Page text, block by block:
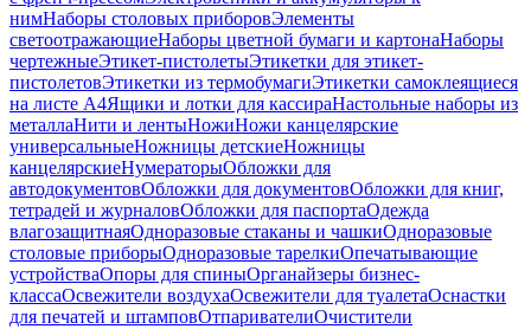
нимНаборы столовых приборовЭлементы
светоотражающиеНаборы цветной бумаги и картонаНаборы
чертежныеЭтикет-пистолетыЭтикетки для этикет-
пистолетовЭтикетки из термобумагиЭтикетки самоклеящиеся
на листе А4Ящики и лотки для кассираНастольные наборы из
металлаНити и лентыНожиНожи канцелярские
универсальныеНожницы детскиеНожницы
канцелярскиеНумераторыОбложки для
автодокументовОбложки для документовОбложки для книг,
тетрадей и журналовОбложки для паспортаОдежда
влагозащитнаяОдноразовые стаканы и чашкиОдноразовые
столовые приборыОдноразовые тарелкиОпечатывающие
устройстваОпоры для спиныОрганайзеры бизнес-
классаОсвежители воздухаОсвежители для туалетаОснастки
для печатей и штамповОтпаривателиОчистители